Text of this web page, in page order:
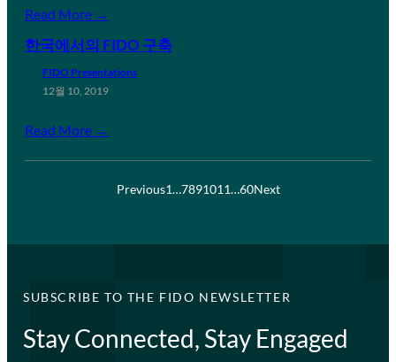
Read More →
한국에서의 FIDO 구축
FIDO Presentations
12월 10, 2019
Read More →
Previous1…7891011…60Next
SUBSCRIBE TO THE FIDO NEWSLETTER
Stay Connected, Stay Engaged